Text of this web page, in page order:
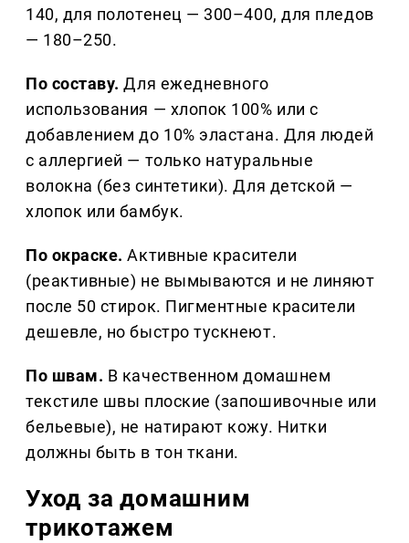
140, для полотенец — 300–400, для пледов
— 180–250.
По составу. Для ежедневного
использования — хлопок 100% или с
добавлением до 10% эластана. Для людей
с аллергией — только натуральные
волокна (без синтетики). Для детской —
хлопок или бамбук.
По окраске. Активные красители
(реактивные) не вымываются и не линяют
после 50 стирок. Пигментные красители
дешевле, но быстро тускнеют.
По швам. В качественном домашнем
текстиле швы плоские (запошивочные или
бельевые), не натирают кожу. Нитки
должны быть в тон ткани.
Уход за домашним
трикотажем